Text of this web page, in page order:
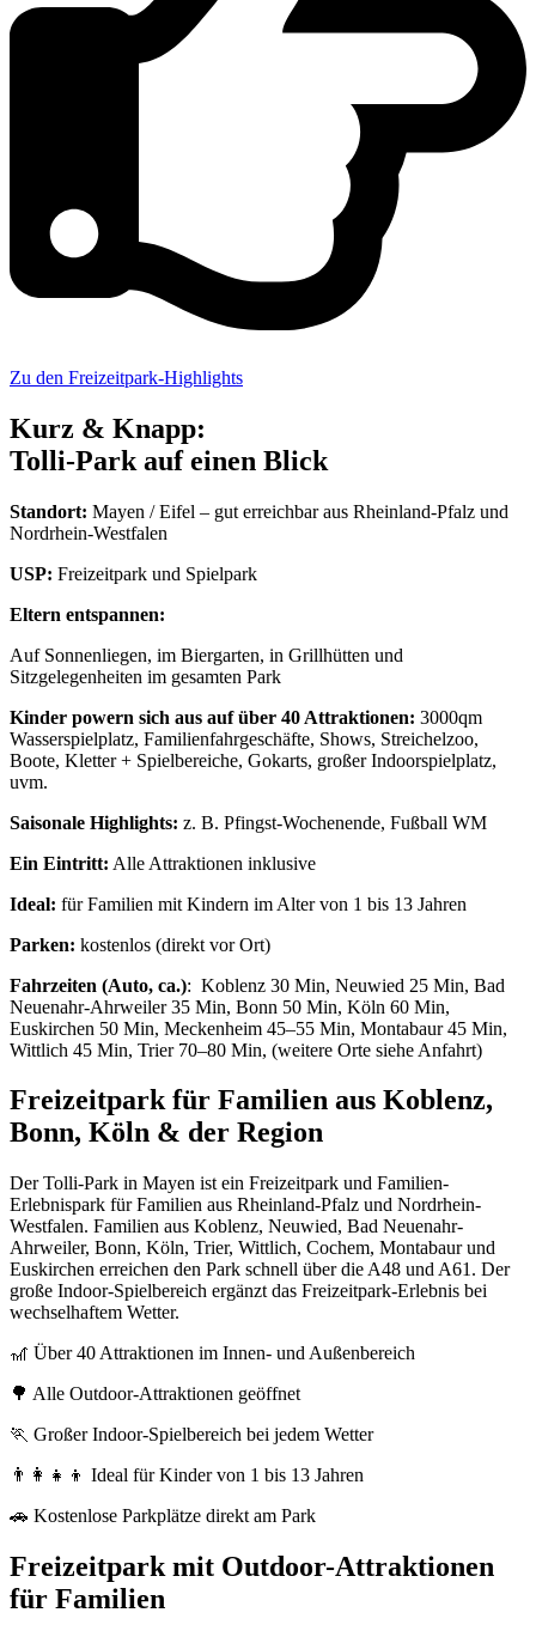
Zu den Freizeitpark-Highlights
Kurz & Knapp:
Tolli-Park auf einen Blick
Standort: Mayen / Eifel – gut erreichbar aus Rheinland-Pfalz und
Nordrhein-Westfalen
USP: Freizeitpark und Spielpark
Eltern entspannen:
Auf Sonnenliegen, im Biergarten, in Grillhütten und
Sitzgelegenheiten im gesamten Park
Kinder powern sich aus auf über 40 Attraktionen: 3000qm
Wasserspielplatz, Familienfahrgeschäfte, Shows, Streichelzoo,
Boote, Kletter + Spielbereiche, Gokarts, großer Indoorspielplatz,
uvm.
Saisonale Highlights: z. B. Pfingst-Wochenende, Fußball WM
Ein Eintritt: Alle Attraktionen inklusive
Ideal: für Familien mit Kindern im Alter von 1 bis 13 Jahren
Parken: kostenlos (direkt vor Ort)
Fahrzeiten (Auto, ca.): Koblenz 30 Min, Neuwied 25 Min, Bad
Neuenahr-Ahrweiler 35 Min, Bonn 50 Min, Köln 60 Min,
Euskirchen 50 Min, Meckenheim 45–55 Min, Montabaur 45 Min,
Wittlich 45 Min, Trier 70–80 Min, (weitere Orte siehe Anfahrt)
Freizeitpark für Familien aus Koblenz,
Bonn, Köln & der Region
Der Tolli-Park in Mayen ist ein Freizeitpark und Familien-
Erlebnispark für Familien aus Rheinland-Pfalz und Nordrhein-
Westfalen. Familien aus Koblenz, Neuwied, Bad Neuenahr-
Ahrweiler, Bonn, Köln, Trier, Wittlich, Cochem, Montabaur und
Euskirchen erreichen den Park schnell über die A48 und A61. Der
große Indoor-Spielbereich ergänzt das Freizeitpark-Erlebnis bei
wechselhaftem Wetter.
🎢 Über 40 Attraktionen im Innen- und Außenbereich
🌳 Alle Outdoor-Attraktionen geöffnet
🏃 Großer Indoor-Spielbereich bei jedem Wetter
👨‍👩‍👧‍👦 Ideal für Kinder von 1 bis 13 Jahren
🚗 Kostenlose Parkplätze direkt am Park
Freizeitpark mit Outdoor-Attraktionen
für Familien